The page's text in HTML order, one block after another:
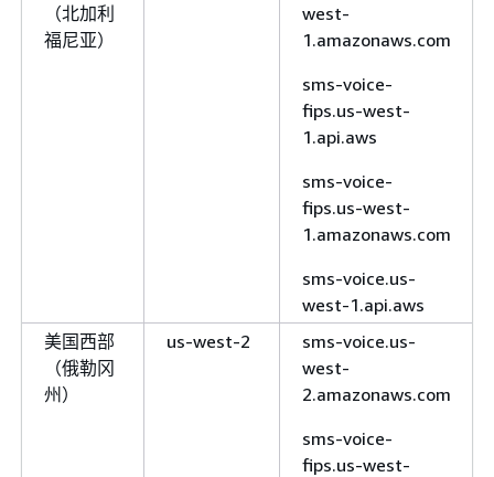
（北加利
福尼亚）
west-
1.amazonaws.com
sms-voice-
fips.us-west-
1.api.aws
sms-voice-
fips.us-west-
1.amazonaws.com
sms-voice.us-
west-1.api.aws
美国西部
（俄勒冈
州）
us-west-2
sms-voice.us-
west-
2.amazonaws.com
sms-voice-
fips.us-west-